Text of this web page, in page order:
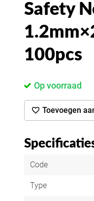
Safety
100pcs
Op voorraad
Toevoegen
Code
Type